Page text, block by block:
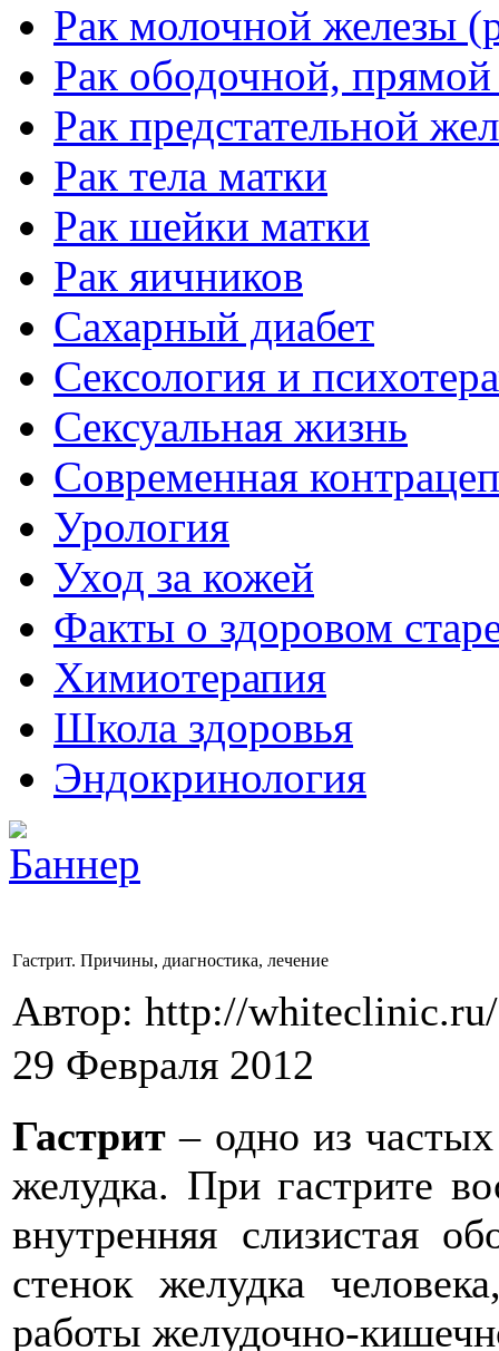
Рак молочной железы
Рак ободочной,
Рак предстательной
Рак тела матки
Рак шейки матки
Рак яичников
Сахарный диабет
Сексология и
Сексуальная жизнь
Современная
Урология
Уход за кожей
Факты о здоровом
Химиoтерапия
Школа здоровья
Эндокринология
Гастрит. Причины, диагностика, лечение
Автор: http://
29 Февраля 2012
Гастрит – одно из
желудка. При гастрите
внутренняя слизистая
стенок желудка
работы желудочно-